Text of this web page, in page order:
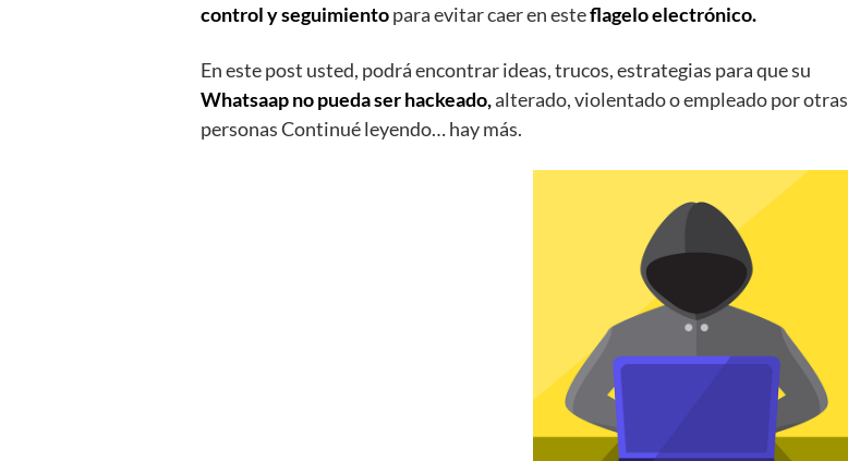
control y seguimientopara evitar caer en esteflagelo electrónico.
En este post usted, podrá encontrar ideas, trucos, estrategias para que su
Whatsaap no pueda ser hackeado,alterado, violentado o empleado por otras
personas Continué leyendo… hay más.